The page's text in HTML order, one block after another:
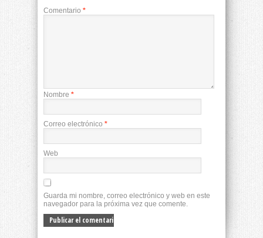
Comentario *
Nombre *
Correo electrónico *
Web
Guarda mi nombre, correo electrónico y web en este
navegador para la próxima vez que comente.